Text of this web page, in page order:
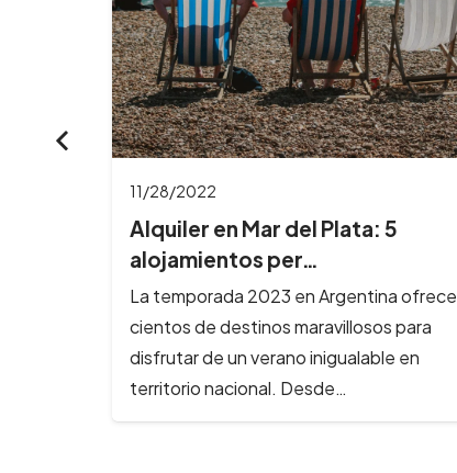
11/28/2022
Alquiler en Mar del Plata: 5
alojamientos per…
La temporada 2023 en Argentina ofrece
cientos de destinos maravillosos para
disfrutar de un verano inigualable en
territorio nacional. Desde…